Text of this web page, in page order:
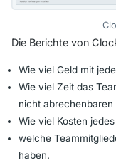
Die Berichte von
Wie viel Geld mit
Wie viel Zeit das
nicht abrechenbaren
Wie viel Kosten
welche
haben.